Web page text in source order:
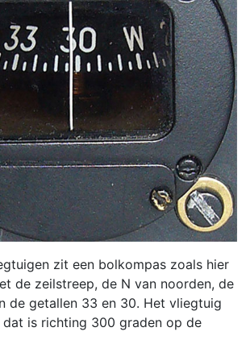
zit een bolkompas zoals hier
de zeilstreep, de N van noorden, de
de getallen 33 en 30. Het vliegtuig
is richting 300 graden op de